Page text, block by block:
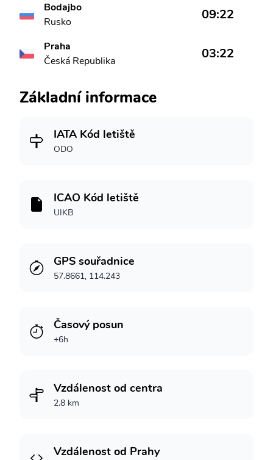
Bodajbo
Rusko
09:22
Praha
Česká Republika
03:22
Základní informace
IATA Kód letiště
ODO
ICAO Kód letiště
UIKB
GPS souřadnice
57.8661, 114.243
Časový posun
+6h
Vzdálenost od centra
2.8 km
Vzdálenost od Prahy